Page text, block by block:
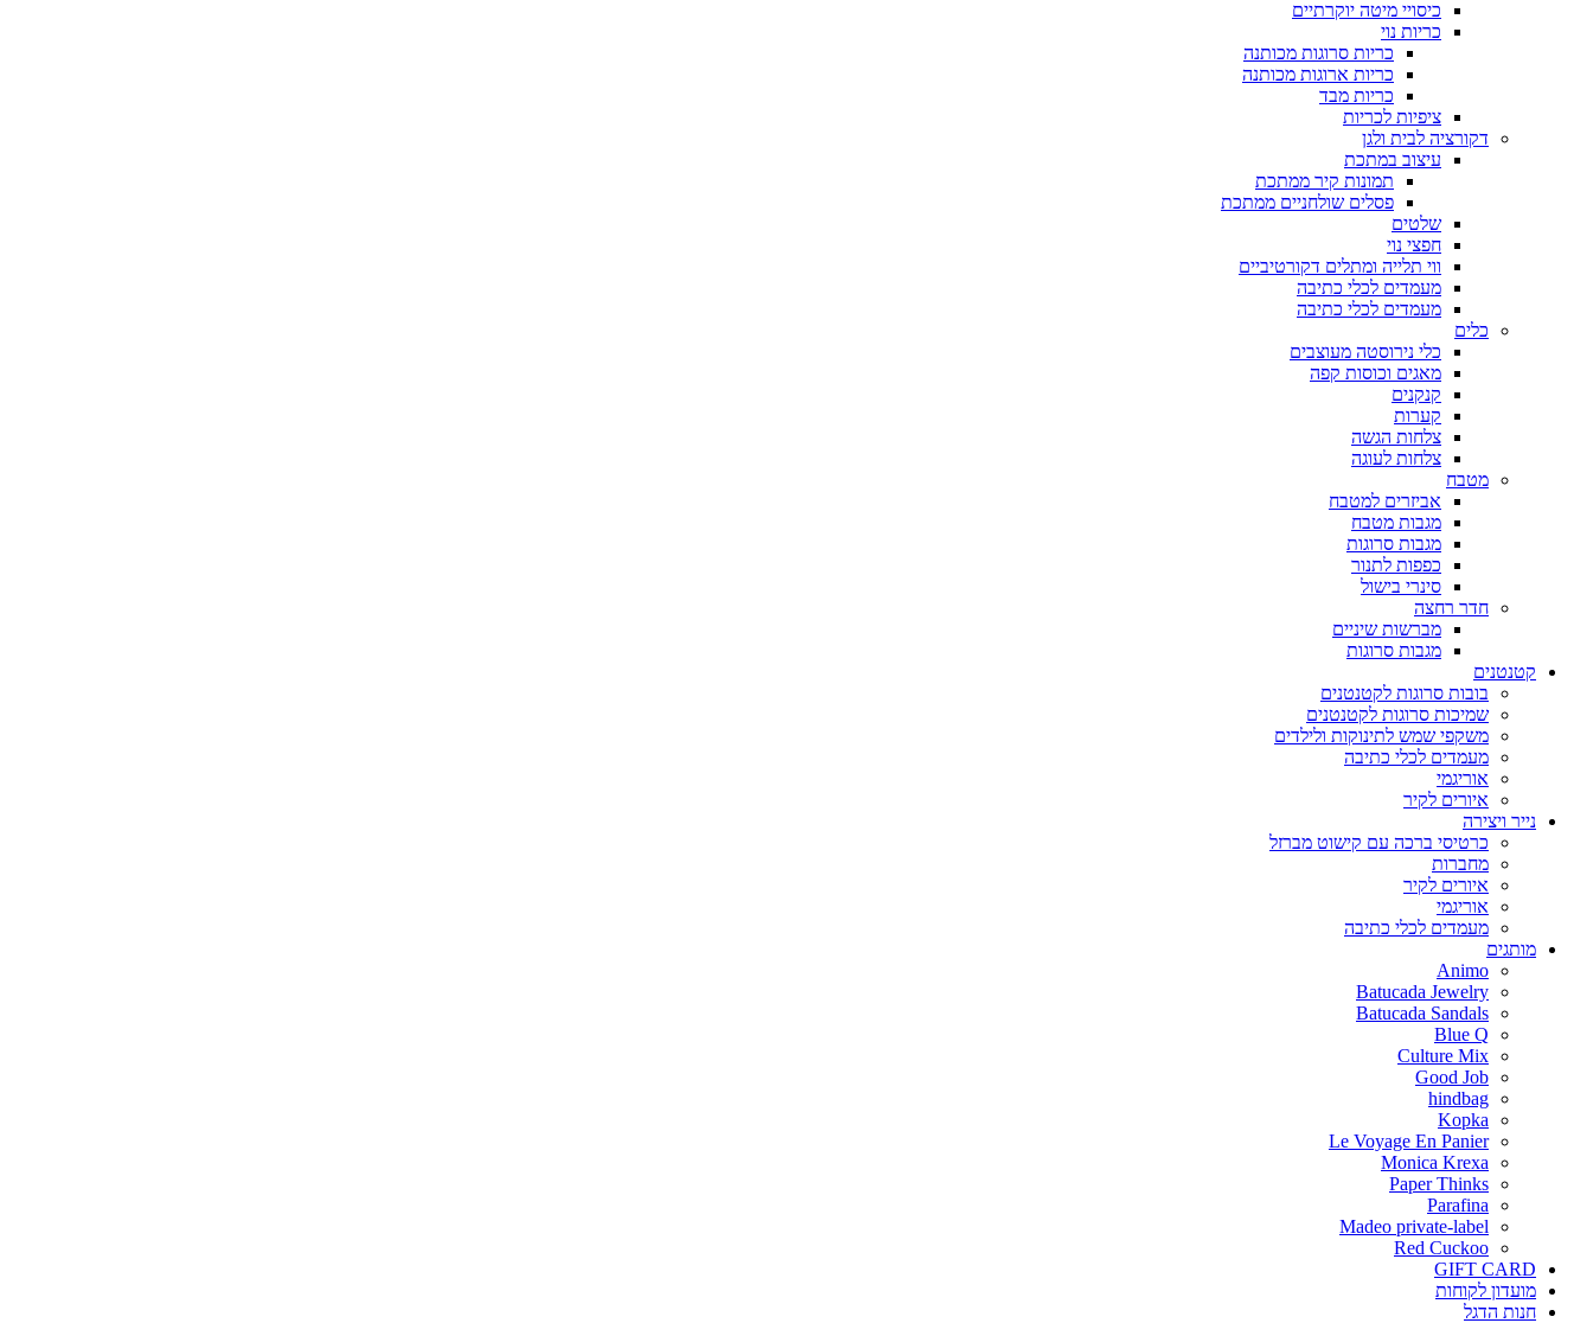
כיסויי מיטה יוקרתיים
כריות נוי
כריות סרוגות מכותנה
כריות ארוגות מכותנה
כריות מבד
ציפיות לכריות
דקורציה לבית ולגן
עיצוב במתכת
תמונות קיר ממתכת
פסלים שולחניים ממתכת
שלטים
חפצי נוי
ווי תלייה ומתלים דקורטיביים
מעמדים לכלי כתיבה
מעמדים לכלי כתיבה
כלים
כלי נירוסטה מעוצבים
מאגים וכוסות קפה
קנקנים
קערות
צלחות הגשה
צלחות לעוגה
מטבח
אביזרים למטבח
מגבות מטבח
מגבות סרוגות
כפפות לתנור
סינרי בישול
חדר רחצה
מברשות שיניים
מגבות סרוגות
קטנטנים
בובות סרוגות לקטנטנים
שמיכות סרוגות לקטנטנים
משקפי שמש לתינוקות ולילדים
מעמדים לכלי כתיבה
אוריגמי
איורים לקיר
נייר ויצירה
כרטיסי ברכה עם קישוט מברזל
מחברות
איורים לקיר
אוריגמי
מעמדים לכלי כתיבה
מותגים
Animo
Batucada Jewelry
Batucada Sandals
Blue Q
Culture Mix
Good Job
hindbag
Kopka
Le Voyage En Panier
Monica Krexa
Paper Thinks
Parafina
Madeo private-label
Red Cuckoo
GIFT CARD
מועדון לקוחות
חנות הדגל